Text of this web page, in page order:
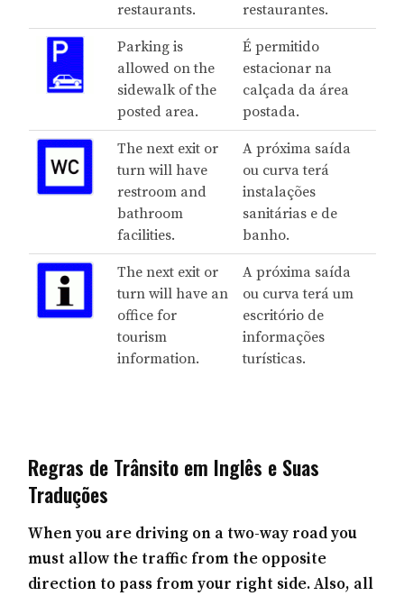
restaurants.
restaurantes.
Parking is
allowed on the
sidewalk of the
posted area.
É permitido
estacionar na
calçada da área
postada.
The next exit or
turn will have
restroom and
bathroom
facilities.
A próxima saída
ou curva terá
instalações
sanitárias e de
banho.
The next exit or
turn will have an
office for
tourism
information.
A próxima saída
ou curva terá um
escritório de
informações
turísticas.
Regras de Trânsito em Inglês e Suas
Traduções
When you are driving on a two-way road you
must allow the traffic from the opposite
direction to pass from your right side. Also, all